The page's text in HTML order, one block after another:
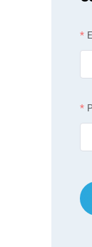
5. 다